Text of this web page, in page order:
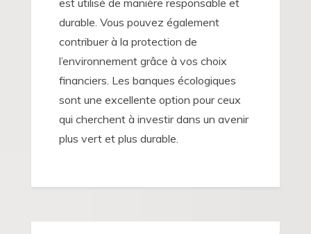
est utilisé de manière responsable et
durable. Vous pouvez également
contribuer à la protection de
l’environnement grâce à vos choix
financiers. Les banques écologiques
sont une excellente option pour ceux
qui cherchent à investir dans un avenir
plus vert et plus durable.